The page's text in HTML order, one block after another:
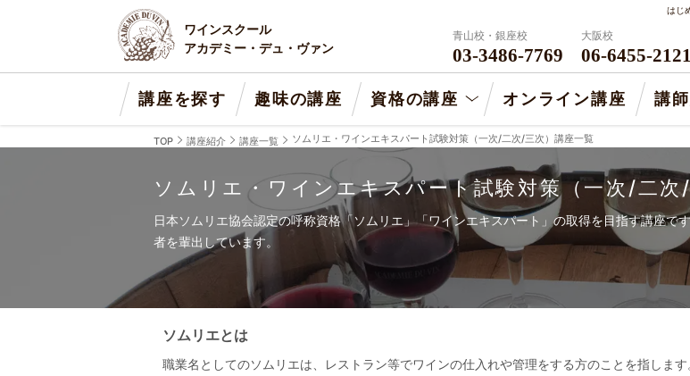
ワインスクール
アカデミー・デュ・ヴァン
青山校・銀座校
03-3486-7769
大阪校
06-6455-2121
はじ
講座を探す 趣味の講座 資格の講座 オンライン講座 講
TOP 講座紹介 講座一覧 ソムリエ・ワインエキスパート試験対策（一次/二次/三次）講座一覧
ソムリエ・ワインエキスパート試験対策（一次/二次
日本ソムリエ協会認定の呼称資格「ソムリエ」「ワインエキスパート」の取得を目指す講座で
者を輩出しています。
ソムリエとは
職業名としてのソムリエは、レストラン等でワインの仕入れや管理をする方のことを指しま